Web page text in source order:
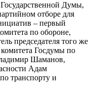
Думы,
отборе для
– первый
по обороне,
председателя того же
Госдумы по
Шаманов,
Адам
транспорту и